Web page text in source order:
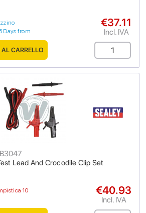
Days from
€37.11
Incl. IVA
AL CARRELLO
Lead And Crocodile Clip Set
10
€40.93
Incl. IVA